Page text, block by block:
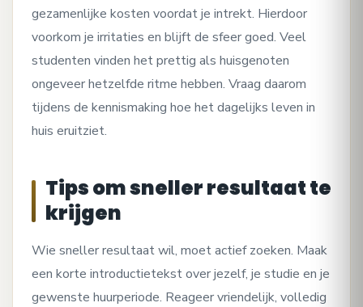
gezamenlijke kosten voordat je intrekt. Hierdoor
voorkom je irritaties en blijft de sfeer goed. Veel
studenten vinden het prettig als huisgenoten
ongeveer hetzelfde ritme hebben. Vraag daarom
tijdens de kennismaking hoe het dagelijks leven in
huis eruitziet.
Tips om sneller resultaat te
krijgen
Wie sneller resultaat wil, moet actief zoeken. Maak
een korte introductietekst over jezelf, je studie en je
gewenste huurperiode. Reageer vriendelijk, volledig